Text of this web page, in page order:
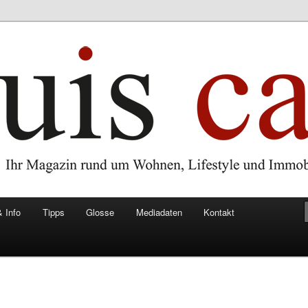
Magazin rund um Wohnen,
in Aachen und der
Info Tipps Glosse Mediadaten Kontakt